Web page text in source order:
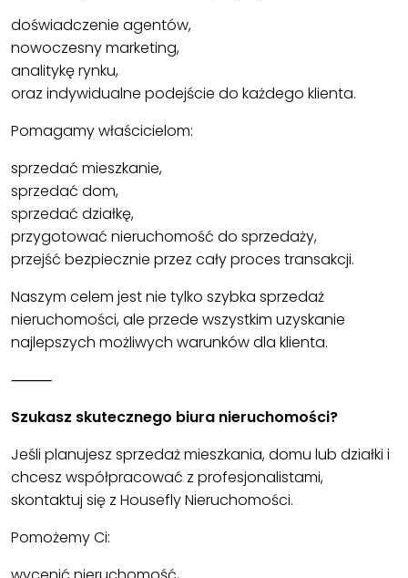
doświadczenie agentów,
nowoczesny marketing,
analitykę rynku,
oraz indywidualne podejście do każdego klienta.
Pomagamy właścicielom:
sprzedać mieszkanie,
sprzedać dom,
sprzedać działkę,
przygotować nieruchomość do sprzedaży,
przejść bezpiecznie przez cały proces transakcji.
Naszym celem jest nie tylko szybka sprzedaż
nieruchomości, ale przede wszystkim uzyskanie
najlepszych możliwych warunków dla klienta.
⸻
Szukasz skutecznego biura nieruchomości?
Jeśli planujesz sprzedaż mieszkania, domu lub działki i
chcesz współpracować z profesjonalistami,
skontaktuj się z Housefly Nieruchomości.
Pomożemy Ci: